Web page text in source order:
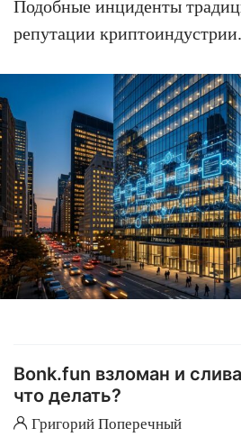
Подобные инциденты
репутации криптоиндустрии.
Bonk.fun взломан и
что делать?
Григорий Поперечный